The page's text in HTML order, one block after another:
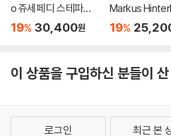
o 쥬세페 디 스테파노
가 부르는 나폴리 민요
19% 30,400원
Markus
r 슈만: 황혼 (가
19%
이 상품을 구입하신 분들이
로그인 최근 본